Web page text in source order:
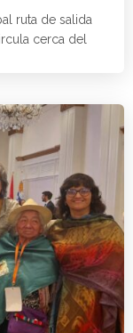
ruta de salida
cerca del